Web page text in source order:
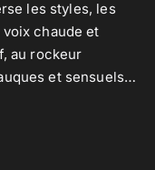
les styles, les
chaude et
au rockeur
et sensuels…